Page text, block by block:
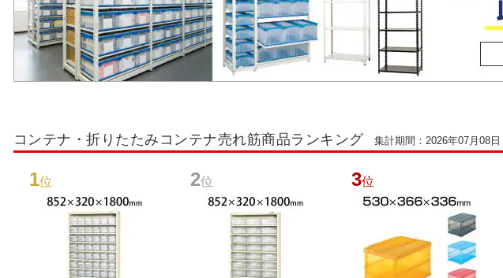
コンテナ・折りたたみコンテナ売れ筋商品ランキング 集計期間：2026年07月08日
1位 2位 3位